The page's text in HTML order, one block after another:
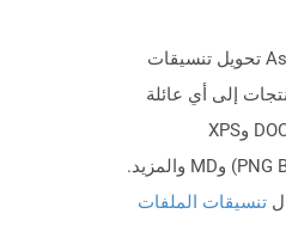
يمكن لـ Aspose.Total Cloud تحويل تنسيقات
إلى أي عائلة
منتجات أخرى إلى PDF وDOCX وXPS
وimage(TIFF وJPEG وPNG BMP) وMD والمزيد.
ل تنسيقات الملفات